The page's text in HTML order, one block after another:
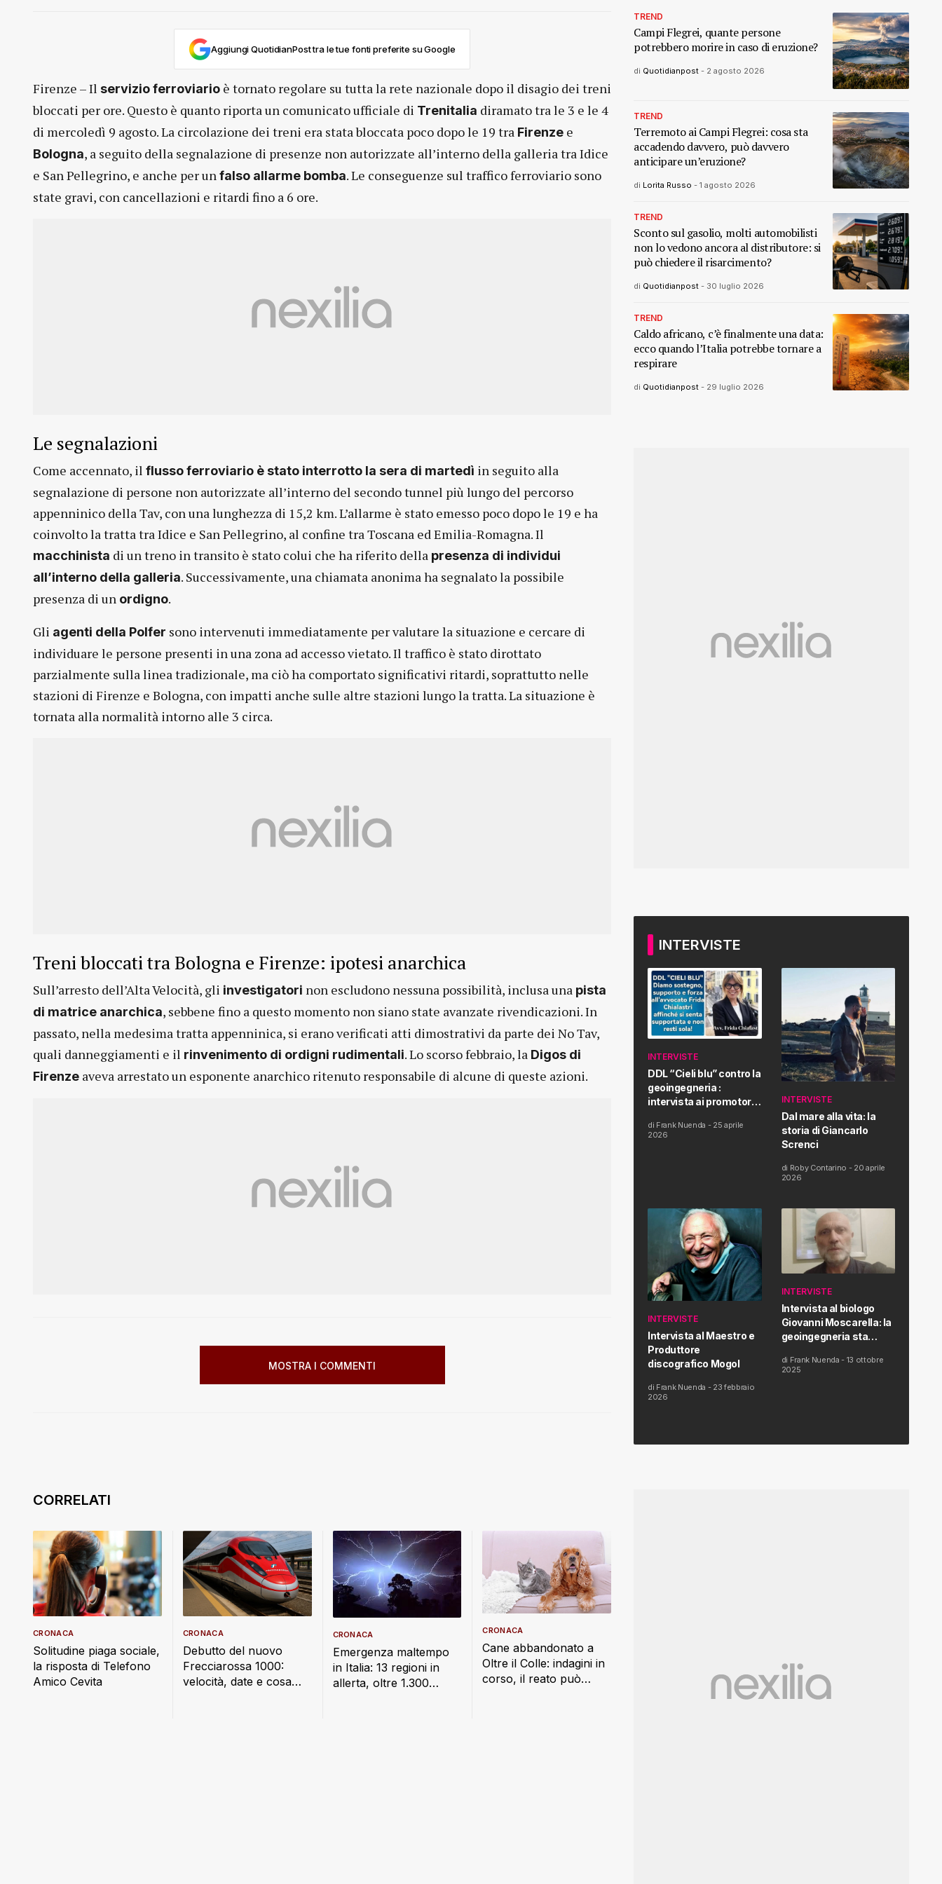
Aggiungi QuotidianPost tra le tue fonti preferite su Google
Firenze – Il servizio ferroviario è tornato regolare su tutta la rete nazionale dopo il disagio dei treni
bloccati per ore. Questo è quanto riporta un comunicato ufficiale di Trenitalia diramato tra le 3 e le 4
di mercoledì 9 agosto. La circolazione dei treni era stata bloccata poco dopo le 19 tra Firenze e
Bologna, a seguito della segnalazione di presenze non autorizzate all’interno della galleria tra Idice
e San Pellegrino, e anche per unfalso allarme bomba. Le conseguenze sul traffico ferroviario sono
state gravi, con cancellazioni e ritardi fino a 6 ore.
Le segnalazioni
Come accennato, il flusso ferroviario è stato interrotto la sera di martedì in seguito alla
segnalazione di persone non autorizzate all’interno del secondo tunnel più lungo del percorso
appenninico della Tav, con una lunghezza di 15,2 km. L’allarme è stato emesso poco dopo le 19 e ha
coinvolto la tratta tra Idice e San Pellegrino, al confine tra Toscana ed Emilia-Romagna. Il
macchinista di un treno in transito è stato colui che ha riferito della presenza di individui
all’interno della galleria. Successivamente, una chiamata anonima ha segnalato la possibile
presenza di un ordigno.
Gli agenti della Polfer sono intervenuti immediatamente per valutare la situazione e cercare di
individuare le persone presenti in una zona ad accesso vietato. Il traffico è stato dirottato
parzialmente sulla linea tradizionale, ma ciò ha comportato significativi ritardi, soprattutto nelle
stazioni di Firenze e Bologna, con impatti anche sulle altre stazioni lungo la tratta. La situazione è
tornata alla normalità intorno alle 3 circa.
Treni bloccati tra Bologna e Firenze: ipotesi anarchica
Sull’arresto dell’Alta Velocità, gli investigatori non escludono nessuna possibilità, inclusa una pista
di matrice anarchica, sebbene fino a questo momento non siano state avanzate rivendicazioni. In
passato, nella medesima tratta appenninica, si erano verificati atti dimostrativi da parte dei No Tav,
quali danneggiamenti e il rinvenimento di ordigni rudimentali. Lo scorso febbraio, la Digos di
Firenze aveva arrestato un esponente anarchico ritenuto responsabile di alcune di queste azioni.
MOSTRA I COMMENTI
Solitudine piaga sociale,
la risposta di Telefono
Amico Cevita
CRONACA
Debutto del nuovo
Frecciarossa 1000:
velocità, date e cosa
CRONACA
Emergenza maltempo
in Italia: 13 regioni in
allerta, oltre 1.300
CRONACA
Cane abbandonato a
Oltre il Colle: indagini in
corso, il reato può
CRONACA
TREND
Campi Flegrei, quante persone
potrebbero morire in caso di eruzione?
di Quotidianpost - 2 agosto 2026
TREND
Terremoto ai Campi Flegrei: cosa sta
accadendo davvero, può davvero
anticipare un’eruzione?
di Lorita Russo - 1 agosto 2026
TREND
Sconto sul gasolio, molti automobilisti
non lo vedono ancora al distributore: si
può chiedere il risarcimento?
di Quotidianpost - 30 luglio 2026
TREND
Caldo africano, c’è finalmente una data:
ecco quando l’Italia potrebbe tornare a
respirare
di Quotidianpost - 29 luglio 2026
INTERVISTE
INTERVISTE
DDL “Cieli blu” contro la
geoingegneria :
intervista ai promotori
Proposta di Legge
di Frank Nuenda - 25 aprile
2026
INTERVISTE
Dal mare alla vita: la
storia di Giancarlo
Screnci
di Roby Contarino - 20 aprile
2026
INTERVISTE
Intervista al Maestro e
Produttore
discografico Mogol
di Frank Nuenda - 23 febbraio
2026
INTERVISTE
Intervista al biologo
Giovanni Moscarella: la
geoingegneria sta
salute dell’uomo
di Frank Nuenda - 13 ottobre
2025